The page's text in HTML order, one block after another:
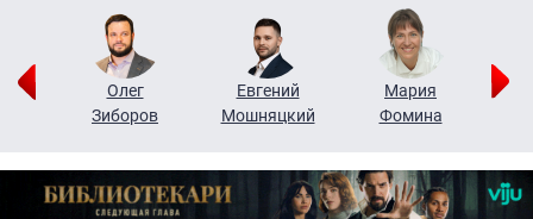
Олег
Зиборов
Евгений
Мошняцкий
Мария
Фомина